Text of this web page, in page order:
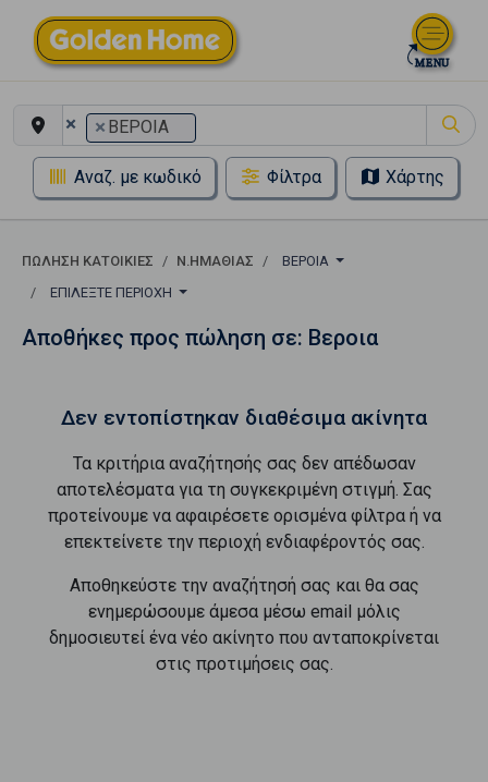
× × ΒΕΡΟΙΑ
Αναζ. με κωδικό Φίλτρα Χάρτης
ΠΏΛΗΣΗ ΚΑΤΟΙΚΊΕΣ Ν.ΗΜΑΘΙΑΣ
ΒΕΡΟΙΑ
ΕΠΙΛΈΞΤΕ ΠΕΡΙΟΧΉ
Αποθήκες προς πώληση σε: Βεροια
Δεν εντοπίστηκαν διαθέσιμα ακίνητα
Τα κριτήρια αναζήτησής σας δεν απέδωσαν
αποτελέσματα για τη συγκεκριμένη στιγμή. Σας
προτείνουμε να αφαιρέσετε ορισμένα φίλτρα ή να
επεκτείνετε την περιοχή ενδιαφέροντός σας.
Αποθηκεύστε την αναζήτησή σας και θα σας
ενημερώσουμε άμεσα μέσω email μόλις
δημοσιευτεί ένα νέο ακίνητο που ανταποκρίνεται
στις προτιμήσεις σας.